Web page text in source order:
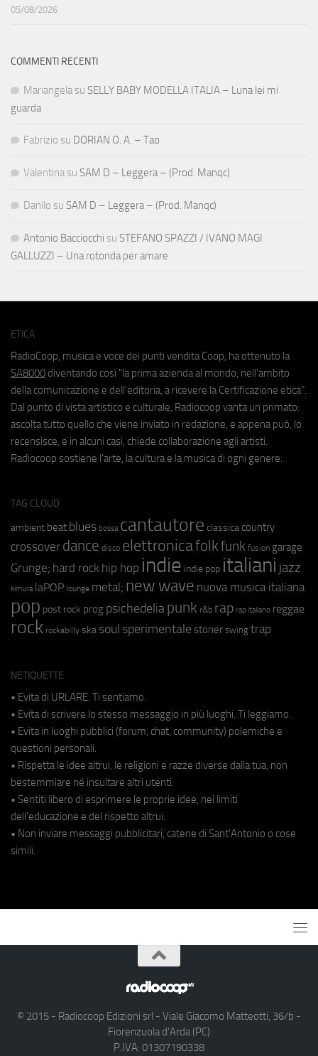
05/08/2026
COMMENTI RECENTI
Mariangela su SELLY BABY MODELLA ITALIA – Luna lei mi
guarda
Fabrizio su DORIAN O. A. – Tao
Valentina su SAM D – Leggera – (Prod. Manqc)
Danilo su SAM D – Leggera – (Prod. Manqc)
Antonio Bacciocchi su STEFANO SPAZZI / IVANO MAGI
GALLUZZI – Una rotonda per amare
ETICA
RadioCoop, musica e voce dei punti vendita Coop, ha ottenuto la
SA8000 diventando così "la prima azienda al mondo, nell'ambito
della comunicazione e dell'editoria, a ricevere la Certificazione etica".
Dal punto di vista artistico e culturale, Radiocoop vanta un primato:
ascolta tutto quello che viene inviato in redazione, e appena può, lo
recensisce, e in alcuni casi, chiede collaborazione agli artisti.
Radiocoop sostiene l'arte, la cultura e la musica di ogni genere.
TAG CLOUD
ambient beat blues bossa cantautore classica country
crossover dance disco elettronicafolkfunk fusion garage
Grunge; hard rock hip hop indie indie pop italiani jazz
kimura laPOP lounge metal; new wave nuova musica italiana
pop post rock prog psichedeliapunk r&b rap rap italiano reggae
rock rockabilly ska soul sperimentale stoner swing trap
NETIQUETTE
• Evita di URLARE. Ti sentiamo.
• Evita di scrivere lo stesso messaggio in più luoghi. Ti leggiamo.
• Evita in luoghi pubblici (forum, chat, community) polemiche e
questioni personali.
• Rispetta le idee altrui, le religioni e razze diverse dalla tua, non
bestemmiare né insultare altri utenti.
• Sentiti libero di esprimere le proprie idee, nei limiti
dell'educazione e del rispetto altrui.
• Non inviare messaggi pubblicitari, catene di Sant'Antonio o cose
simili.
© 2015 - Radiocoop Edizioni srl - Viale Giacomo Matteotti, 36/b -
Fiorenzuola d'Arda (PC)
P.IVA: 01307190338